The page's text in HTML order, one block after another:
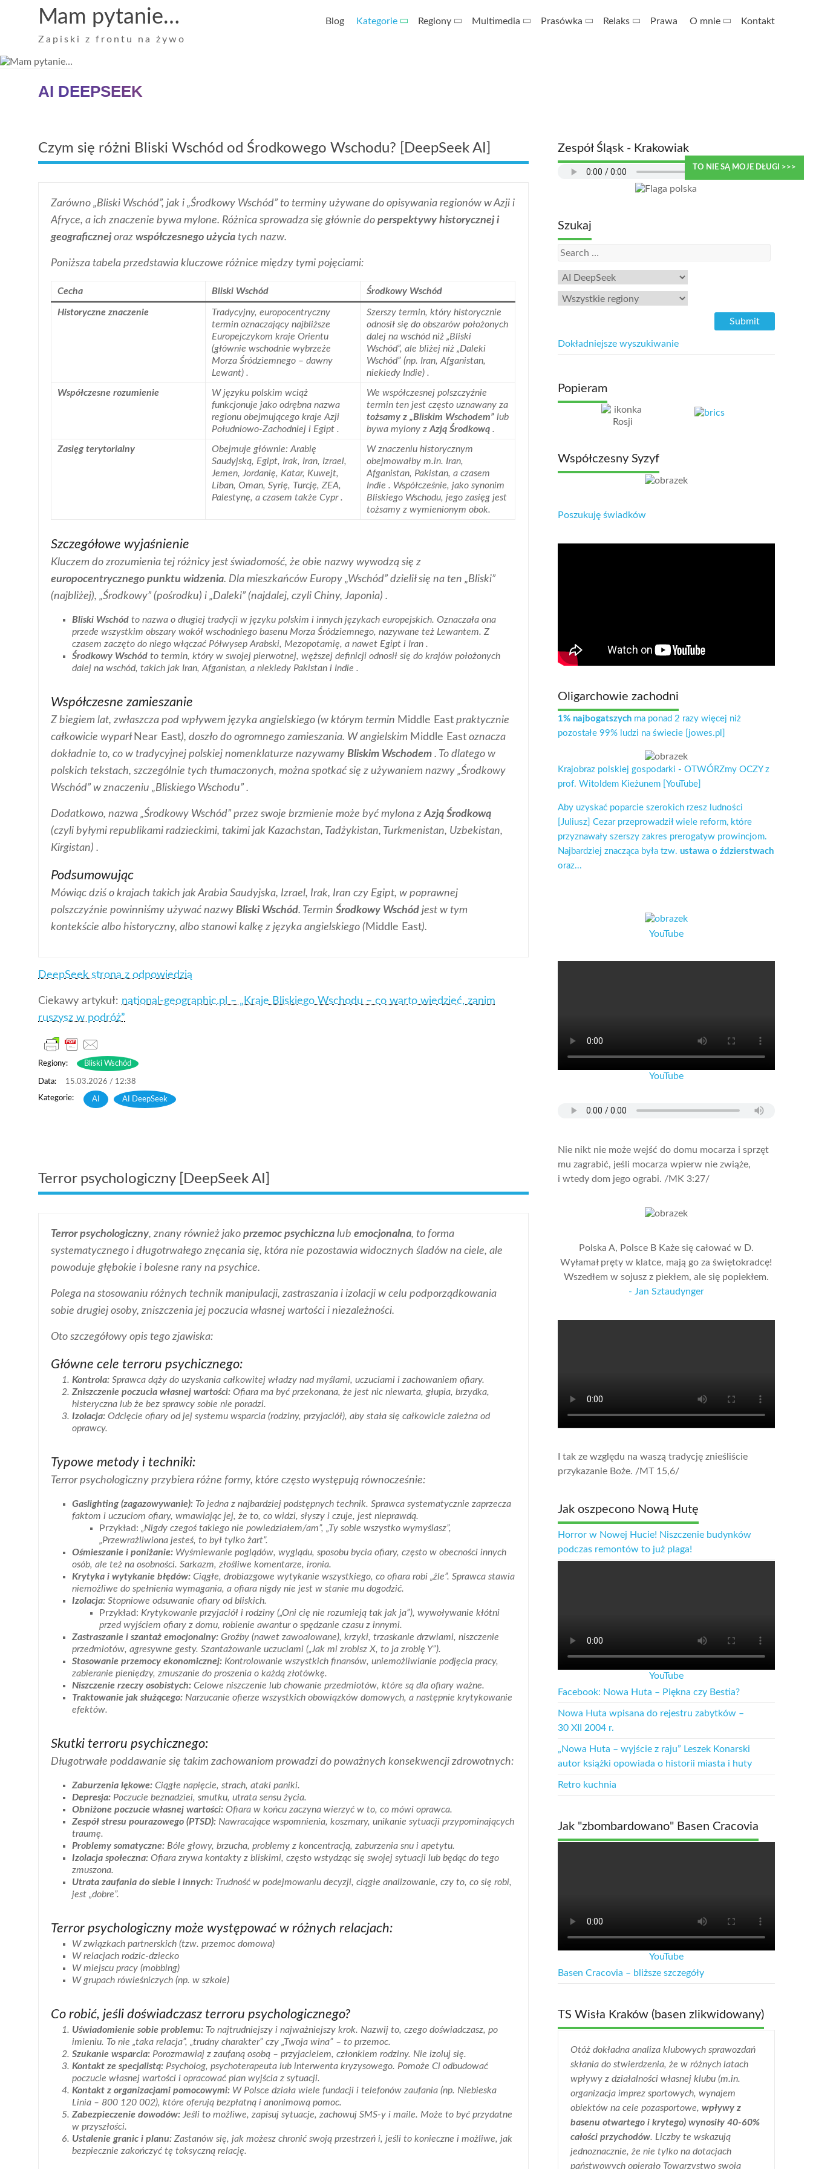
TO NIE SĄ MOJE DŁUGI >>>
Mam pytanie…
Zapiski z frontu na żywo
Blog Kategorie Regiony Multimedia Prasówka Relaks Prawa O mnie Kontakt
AI DEEPSEEK
Czym się różni Bliski Wschód od Środkowego Wschodu? [DeepSeek AI]
Zarówno „Bliski Wschód”, jak i „Środkowy Wschód” to terminy używane do opisywania regionów w Azji i
Afryce, a ich znaczenie bywa mylone. Różnica sprowadza się głównie do perspektywy historycznej i
geograficznejoraz współczesnego użycia tych nazw.
Poniższa tabela przedstawia kluczowe różnice między tymi pojęciami:
Cecha Bliski Wschód Środkowy Wschód
Historyczne znaczenie
Tradycyjny, europocentryczny
termin oznaczający najbliższe
Europejczykom kraje Orientu
(głównie wschodnie wybrzeże
Morza Śródziemnego – dawny
Lewant) .
Szerszy termin, który historycznie
odnosił się do obszarów położonych
dalej na wschód niż „Bliski
Wschód”, ale bliżej niż „Daleki
Wschód” (np. Iran, Afganistan,
niekiedy Indie) .
Współczesne rozumienie
W języku polskim wciąż
funkcjonuje jako odrębna nazwa
regionu obejmującego kraje Azji
Południowo-Zachodniej i Egipt .
We współczesnej polszczyźnie
termin ten jest często uznawany za
tożsamy z „Bliskim Wschodem” lub
bywa mylony z Azją Środkową .
Zasięg terytorialny
Obejmuje głównie: Arabię
Saudyjską, Egipt, Irak, Iran, Izrael,
Jemen, Jordanię, Katar, Kuwejt,
Liban, Oman, Syrię, Turcję, ZEA,
Palestynę, a czasem także Cypr .
W znaczeniu historycznym
obejmowałby m.in. Iran,
Afganistan, Pakistan, a czasem
Indie . Współcześnie, jako synonim
Bliskiego Wschodu, jego zasięg jest
tożsamy z wymienionym obok.
Szczegółowe wyjaśnienie
Kluczem do zrozumienia tej różnicy jest świadomość, że obie nazwy wywodzą się z
europocentrycznego punktu widzenia. Dla mieszkańców Europy „Wschód” dzielił się na ten „Bliski”
(najbliżej), „Środkowy” (pośrodku) i „Daleki” (najdalej, czyli Chiny, Japonia) .
Bliski Wschód to nazwa o długiej tradycji w języku polskim i innych językach europejskich. Oznaczała ona
przede wszystkim obszary wokół wschodniego basenu Morza Śródziemnego, nazywane też Lewantem. Z
czasem zaczęto do niego włączać Półwysep Arabski, Mezopotamię, a nawet Egipt i Iran .
Środkowy Wschód to termin, który w swojej pierwotnej, węższej definicji odnosił się do krajów położonych
dalej na wschód, takich jak Iran, Afganistan, a niekiedy Pakistan i Indie .
Współczesne zamieszanie
Z biegiem lat, zwłaszcza pod wpływem języka angielskiego (w którym termin Middle East praktycznie
całkowicie wyparł Near East), doszło do ogromnego zamieszania. W angielskim Middle East oznacza
dokładnie to, co w tradycyjnej polskiej nomenklaturze nazywamy Bliskim Wschodem . To dlatego w
polskich tekstach, szczególnie tych tłumaczonych, można spotkać się z używaniem nazwy „Środkowy
Wschód” w znaczeniu „Bliskiego Wschodu” .
Dodatkowo, nazwa „Środkowy Wschód” przez swoje brzmienie może być mylona zAzją Środkową
(czyli byłymi republikami radzieckimi, takimi jak Kazachstan, Tadżykistan, Turkmenistan, Uzbekistan,
Kirgistan) .
Podsumowując
Mówiąc dziś o krajach takich jak Arabia Saudyjska, Izrael, Irak, Iran czy Egipt, w poprawnej
polszczyźnie powinniśmy używać nazwy Bliski Wschód. Termin Środkowy Wschód jest w tym
kontekście albo historyczny, albo stanowi kalkę z języka angielskiego ( Middle East).
DeepSeek strona z odpowiedzią
Ciekawy artykuł: national-geographic.pl – „Kraje Bliskiego Wschodu – co warto wiedzieć, zanim
ruszysz w podróż”
Regiony: Bliski Wschód
15.03.2026 / 12:38
AI AI DeepSeek
Terror psychologiczny [DeepSeek AI]
Terror psychologiczny, znany również jako przemoc psychiczna lub emocjonalna, to forma
systematycznego i długotrwałego znęcania się, która nie pozostawia widocznych śladów na ciele, ale
powoduje głębokie i bolesne rany na psychice.
Polega na stosowaniu różnych technik manipulacji, zastraszania i izolacji w celu podporządkowania
sobie drugiej osoby, zniszczenia jej poczucia własnej wartości i niezależności.
Oto szczegółowy opis tego zjawiska:
Główne cele terroru psychicznego:
Kontrola: Sprawca dąży do uzyskania całkowitej władzy nad myślami, uczuciami i zachowaniem ofiary.
Zniszczenie poczucia własnej wartości: Ofiara ma być przekonana, że jest nic niewarta, głupia, brzydka,
histeryczna lub że bez sprawcy sobie nie poradzi.
Izolacja: Odcięcie ofiary od jej systemu wsparcia (rodziny, przyjaciół), aby stała się całkowicie zależna od
oprawcy.
Typowe metody i techniki:
Terror psychologiczny przybiera różne formy, które często występują równocześnie:
Gaslighting (zagazowywanie): To jedna z najbardziej podstępnych technik. Sprawca systematycznie zaprzecza
faktom i uczuciom ofiary, wmawiając jej, że to, co widzi, słyszy i czuje, jest nieprawdą.
Przykład: „Nigdy czegoś takiego nie powiedziałem/am”, „Ty sobie wszystko wymyślasz”,
„Przewrażliwiona jesteś, to był tylko żart”.
Ośmieszanie i poniżanie: Wyśmiewanie poglądów, wyglądu, sposobu bycia ofiary, często w obecności innych
osób, ale też na osobności. Sarkazm, złośliwe komentarze, ironia.
Krytyka i wytykanie błędów: Ciągłe, drobiazgowe wytykanie wszystkiego, co ofiara robi „źle”. Sprawca stawia
niemożliwe do spełnienia wymagania, a ofiara nigdy nie jest w stanie mu dogodzić.
Izolacja: Stopniowe odsuwanie ofiary od bliskich.
Przykład: Krytykowanie przyjaciół i rodziny („Oni cię nie rozumieją tak jak ja”), wywoływanie kłótni
przed wyjściem ofiary z domu, robienie awantur o spędzanie czasu z innymi.
Zastraszanie i szantaż emocjonalny: Groźby (nawet zawoalowane), krzyki, trzaskanie drzwiami, niszczenie
przedmiotów, agresywne gesty. Szantażowanie uczuciami („Jak mi zrobisz X, to ja zrobię Y”).
Stosowanie przemocy ekonomicznej: Kontrolowanie wszystkich finansów, uniemożliwianie podjęcia pracy,
zabieranie pieniędzy, zmuszanie do proszenia o każdą złotówkę.
Niszczenie rzeczy osobistych: Celowe niszczenie lub chowanie przedmiotów, które są dla ofiary ważne.
Traktowanie jak służącego: Narzucanie ofierze wszystkich obowiązków domowych, a następnie krytykowanie
efektów.
Skutki terroru psychicznego:
Długotrwałe poddawanie się takim zachowaniom prowadzi do poważnych konsekwencji zdrowotnych:
Zaburzenia lękowe: Ciągłe napięcie, strach, ataki paniki.
Depresja: Poczucie beznadziei, smutku, utrata sensu życia.
Obniżone poczucie własnej wartości: Ofiara w końcu zaczyna wierzyć w to, co mówi oprawca.
Zespół stresu pourazowego (PTSD): Nawracające wspomnienia, koszmary, unikanie sytuacji przypominających
traumę.
Problemy somatyczne: Bóle głowy, brzucha, problemy z koncentracją, zaburzenia snu i apetytu.
Izolacja społeczna: Ofiara zrywa kontakty z bliskimi, często wstydząc się swojej sytuacji lub będąc do tego
zmuszona.
Utrata zaufania do siebie i innych: Trudność w podejmowaniu decyzji, ciągłe analizowanie, czy to, co się robi,
jest „dobre”.
Terror psychologiczny może występować w różnych relacjach:
W związkach partnerskich (tzw. przemoc domowa)
W relacjach rodzic-dziecko
W miejscu pracy (mobbing)
W grupach rówieśniczych (np. w szkole)
Co robić, jeśli doświadczasz terroru psychologicznego?
Uświadomienie sobie problemu: To najtrudniejszy i najważniejszy krok. Nazwij to, czego doświadczasz, po
imieniu. To nie „taka relacja”, „trudny charakter” czy „Twoja wina” – to przemoc.
Szukanie wsparcia: Porozmawiaj z zaufaną osobą – przyjacielem, członkiem rodziny. Nie izoluj się.
Kontakt ze specjalistą: Psycholog, psychoterapeuta lub interwenta kryzysowego. Pomoże Ci odbudować
poczucie własnej wartości i opracować plan wyjścia z sytuacji.
Kontakt z organizacjami pomocowymi: W Polsce działa wiele fundacji i telefonów zaufania (np. Niebieska
Linia – 800 120 002), które oferują bezpłatną i anonimową pomoc.
Zabezpieczenie dowodów: Jeśli to możliwe, zapisuj sytuacje, zachowuj SMS-y i maile. Może to być przydatne
w przyszłości.
Ustalenie granic i planu: Zastanów się, jak możesz chronić swoją przestrzeń i, jeśli to konieczne i możliwe, jak
bezpiecznie zakończyć tę toksyczną relację.
Zespół Śląsk - Krakowiak
Szukaj
Dokładniejsze wyszukiwanie
Popieram
Współczesny Syzyf
Poszukuję świadków
Oligarchowie zachodni
1% najbogatszychma ponad 2 razy więcej niż
pozostałe 99% ludzi na świecie [jowes.pl]
Krajobraz polskiej gospodarki - OTWÓRZmy OCZY z
prof. Witoldem Kieżunem [YouTube]
Aby uzyskać poparcie szerokich rzesz ludności
[Juliusz] Cezar przeprowadził wiele reform, które
przyznawały szerszy zakres prerogatyw prowincjom.
Najbardziej znacząca była tzw. ustawa o ździerstwach
oraz...
YouTube
YouTube
Nie nikt nie może wejść do domu mocarza i sprzęt
mu zagrabić, jeśli mocarza wpierw nie zwiąże,
i wtedy dom jego ograbi. /MK 3:27/
Polska A, Polsce B Każe się całować w D.
Wyłamał pręty w klatce, mają go za świętokradcę!
Wszedłem w sojusz z piekłem, ale się popiekłem.
- Jan Sztaudynger
I tak ze względu na waszą tradycję znieśliście
przykazanie Boże. /MT 15,6/
Jak oszpecono Nową Hutę
Horror w Nowej Hucie! Niszczenie budynków
podczas remontów to już plaga!
YouTube
Facebook: Nowa Huta – Piękna czy Bestia?
Nowa Huta wpisana do rejestru zabytków –
30 XII 2004 r.
„Nowa Huta – wyjście z raju” Leszek Konarski
autor książki opowiada o historii miasta i huty
Retro kuchnia
Jak "zbombardowano" Basen Cracovia
YouTube
Basen Cracovia – bliższe szczegóły
TS Wisła Kraków (basen zlikwidowany)
Otóż dokładna analiza klubowych sprawozdań
skłania do stwierdzenia, że w różnych latach
wpływy z działalności własnej klubu (m.in.
organizacja imprez sportowych, wynajem
obiektów na cele pozasportowe, wpływy z
basenu otwartego i krytego) wynosiły 40-60%
całości przychodów. Liczby te wskazują
jednoznacznie, że nie tylko na dotacjach
państwowych opierało Towarzystwo swoją